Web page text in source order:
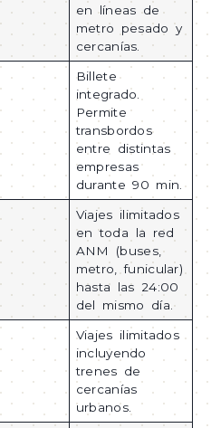
en líneas de
metro pesado y
cercanías.
Billete
integrado.
Permite
transbordos
entre distintas
empresas
durante 90 min.
Viajes ilimitados
en toda la red
ANM (buses,
metro, funicular)
hasta las 24:00
del mismo día.
Viajes ilimitados
incluyendo
trenes de
cercanías
urbanos.